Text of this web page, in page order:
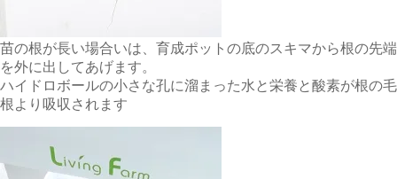
苗の根が長い場合いは、育成ポットの底のスキマから根の先端
を外に出してあげます。
ハイドロボールの小さな孔に溜まった水と栄養と酸素が根の毛
根より吸収されます